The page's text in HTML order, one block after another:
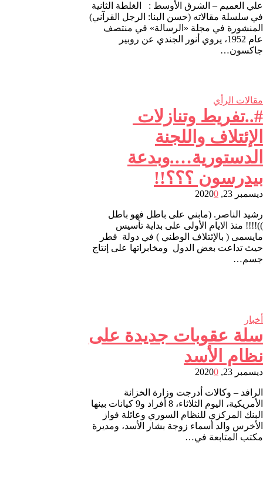
علي العميم – الشرق الأوسط : الغلطة الثانية
في سلسلة مقالاته (حسن البنا: الرجل القرآني)
المنشورة في مجلة «الرسالة» في منتصف
عام 1952، يروي أنور الجندي عن روبير
جاكسون…
مقالات الرأي
#..تفريط وتنازلات
الإئتلاف واللجنة
الدستورية….وبدعة
بيدرسون ؟؟؟!!
ديسمبر 23, 2020 0
رشيد الناصر. (مابني على باطل فهو باطل
))!!!! منذ الايام الأولى على بداية تأسيس
مايسمى ( بالإئتلاف الوطني ) في دولة قطر
حيث تداعت بعض الدول ومخابراتها على إنتاج
جسم…
أخبار
سلة عقوبات جديدة على
نظام الأسد
ديسمبر 23, 2020 0
الرافد – وكالات أدرجت وزارة الخزانة
الأمريكية، اليوم الثلاثاء، 8 أفراد و9 كيانات بينها
البنك المركزي للنظام السوري وعائلة فواز
الأخرس والد أسماء زوجة بشار الأسد، ومديرة
مكتب المتابعة في…